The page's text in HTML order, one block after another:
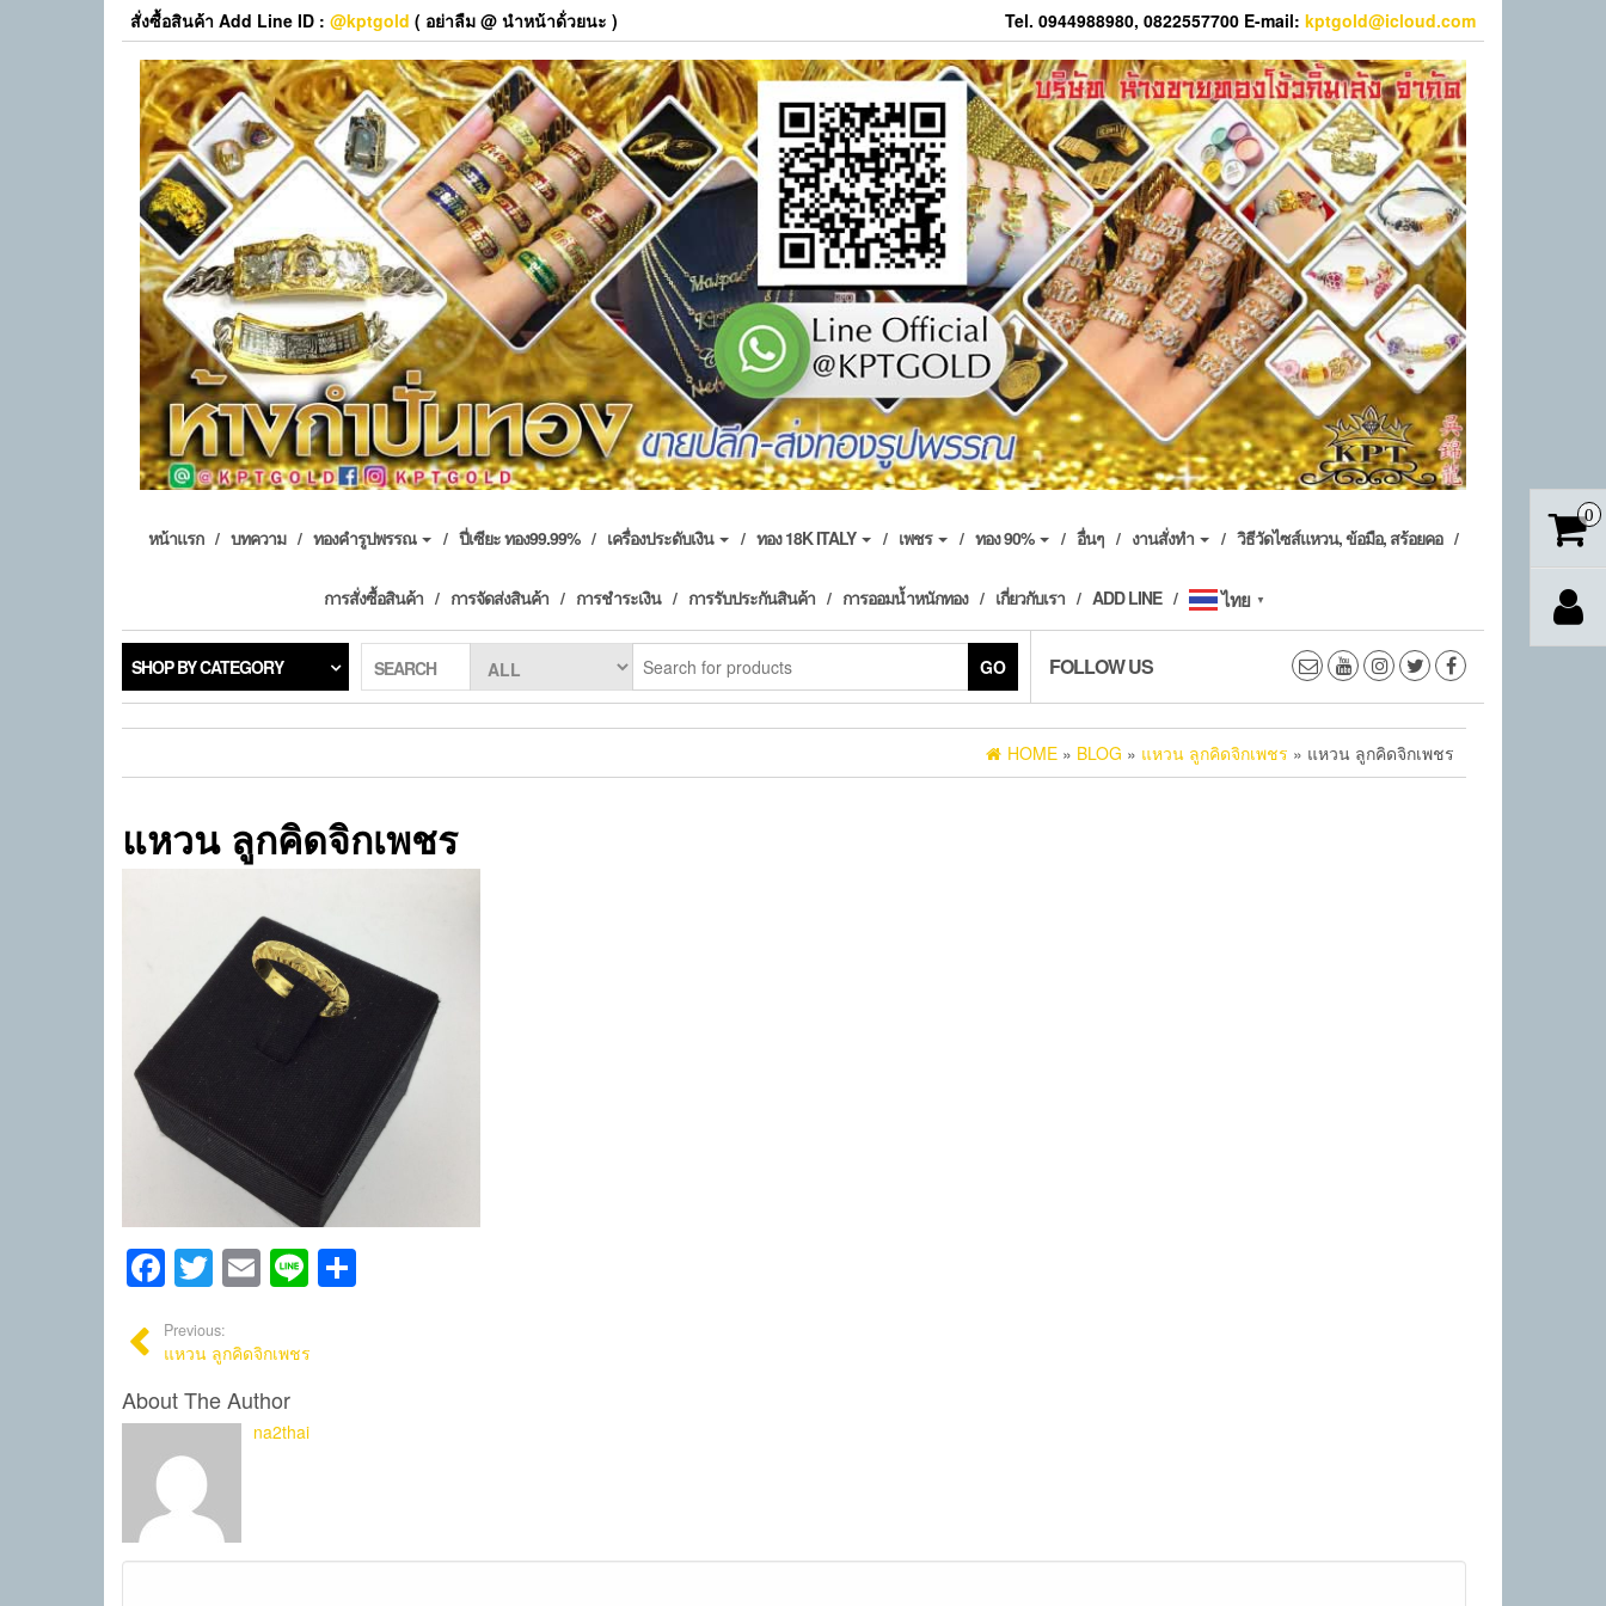
สั่งซื้อสินค้า Add Line ID : @kptgold ( อย่าลืม @ นำหน้าด้่วยนะ ) Tel. 0944988980, 0822557700 E-mail: kptgold@icloud.com
หน้าแรก บทความ ทองคำรูปพรรณ ปี่เซียะ ทอง99.99% เครื่องประดับเงิน ทอง 18K ITALY เพชร ทอง 90% อื่นๆ งานสั่งทำ วิธีวัดไซส์แหวน, ข้อมือ, สร้อยคอ
การสั่งซื้อสินค้า การจัดส่งสินค้า การชำระเงิน การรับประกันสินค้า การออมน้ำหนักทอง เกี่ยวกับเรา ADD LINE ไทย ▼
SHOP BY CATEGORY SEARCH GO FOLLOW US
HOME » BLOG » แหวน ลูกคิดจิกเพชร » แหวน ลูกคิดจิกเพชร
แหวน ลูกคิดจิกเพชร
Facebook
Twitter
Email
Line
Previous:
แหวน ลูกคิดจิกเพชร
About The Author
na2thai
0